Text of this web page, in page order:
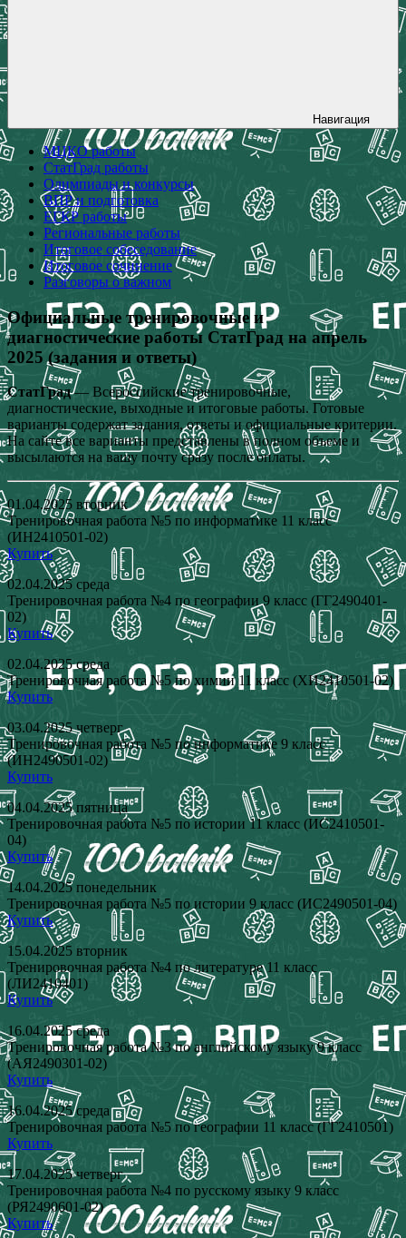
Навигация
МЦКО работы
СтатГрад работы
Олимпиады и конкурсы
ВПР и подготовка
ЕГКР работы
Региональные работы
Итоговое собеседование
Итоговое сочинение
Разговоры о важном
Официальные тренировочные и
диагностические работы СтатГрад на апрель
2025 (задания и ответы)
СтатГрад— Всероссийские тренировочные,
диагностические, выходные и итоговые работы. Готовые
варианты содержат задания, ответы и официальные критерии.
На сайте все варианты представлены в полном объеме и
высылаются на вашу почту сразу после оплаты.
01.04.2025 вторник
Тренировочная работа №5 по информатике 11 класс
(ИН2410501-02)
Купить
02.04.2025 среда
Тренировочная работа №4 по географии 9 класс (ГГ2490401-
02)
Купить
02.04.2025 среда
Тренировочная работа №5 по химии 11 класс (ХИ2410501-02)
Купить
03.04.2025 четверг
Тренировочная работа №5 по информатике 9 класс
(ИН2490501-02)
Купить
04.04.2025 пятница
Тренировочная работа №5 по истории 11 класс (ИС2410501-
04)
Купить
14.04.2025 понедельник
Тренировочная работа №5 по истории 9 класс (ИС2490501-04)
Купить
15.04.2025 вторник
Тренировочная работа №4 по литературе 11 класс
(ЛИ2410401)
Купить
16.04.2025 среда
Тренировочная работа №3 по английскому языку 9 класс
(АЯ2490301-02)
Купить
16.04.2025 среда
Тренировочная работа №5 по географии 11 класс (ГГ2410501)
Купить
17.04.2025 четверг
Тренировочная работа №4 по русскому языку 9 класс
(РЯ2490601-02)
Купить